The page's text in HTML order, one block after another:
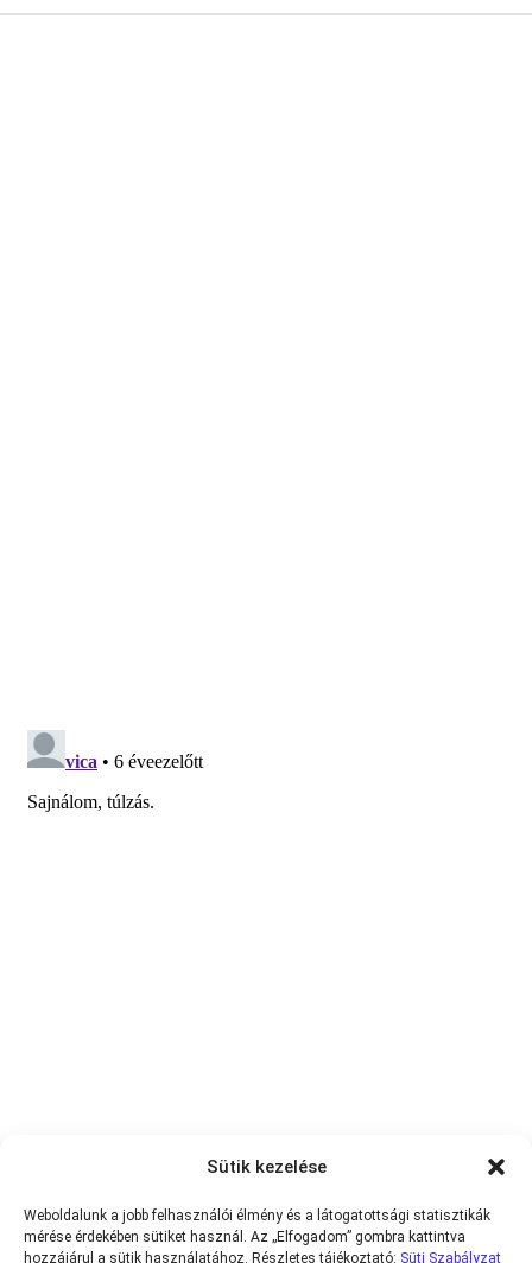
Sütik kezelése
Weboldalunk a jobb felhasználói élmény és a látogatottsági statisztikák
mérése érdekében sütiket használ. Az „Elfogadom” gombra kattintva
hozzájárul a sütik használatához. Részletes tájékoztató: Süti Szabályzat